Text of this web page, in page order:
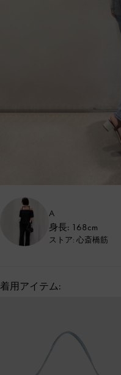
A
身長: 168cm
ストア: 心斎橋筋
着用アイテム: